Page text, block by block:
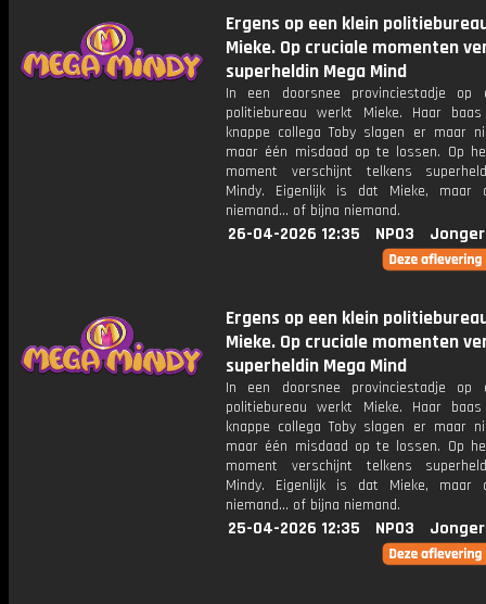
Ergens op een klein
Mieke. Op cruciale momenten
superheldin Mega Mind
In een doorsnee provinciestadje op
politiebureau werkt Mieke. Haar
knappe collega Toby slagen er maar
maar één misdaad op te lossen. Op
moment verschijnt telkens
Mindy. Eigenlijk is dat Mieke, maar
niemand... of bijna niemand.
26-04-2026 12:35 NPO3
Ergens op een klein
Mieke. Op cruciale momenten
superheldin Mega Mind
In een doorsnee provinciestadje op
politiebureau werkt Mieke. Haar
knappe collega Toby slagen er maar
maar één misdaad op te lossen. Op
moment verschijnt telkens
Mindy. Eigenlijk is dat Mieke, maar
niemand... of bijna niemand.
25-04-2026 12:35 NPO3